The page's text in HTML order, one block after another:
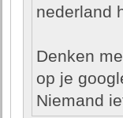
nederland
Denken
op je
Niemand